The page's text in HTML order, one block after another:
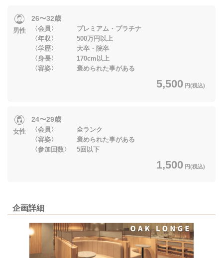
男性
26〜32歳
〈会員〉 プレミアム・プラチナ
〈年収〉 500万円以上
〈学歴〉 大卒・院卒
〈身長〉 170cm以上
〈容姿〉 褒められた事がある
5,500 円(税込)
女性
24〜29歳
〈会員〉 全ランク
〈容姿〉 褒められた事がある
〈参加回数〉 5回以下
1,500 円(税込)
企画詳細